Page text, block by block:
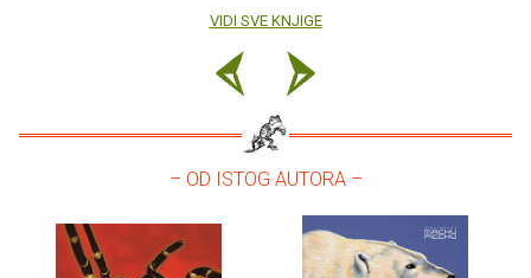
VIDI SVE KNJIGE
– OD ISTOG AUTORA –